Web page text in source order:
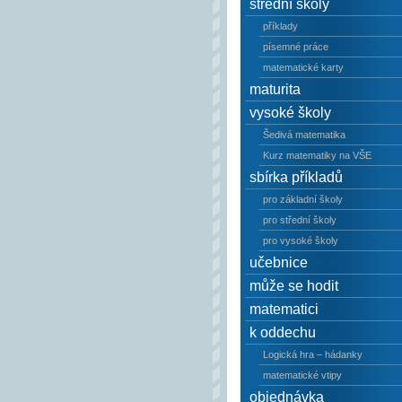
střední školy
příklady
písemné práce
matematické karty
maturita
vysoké školy
Šedivá matematika
Kurz matematiky na VŠE
sbírka příkladů
pro základní školy
pro střední školy
pro vysoké školy
učebnice
může se hodit
matematici
k oddechu
Logická hra – hádanky
matematické vtipy
objednávka